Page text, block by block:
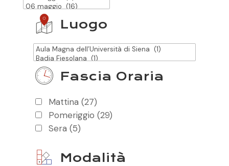
Luogo
Fascia Oraria
Mattina (27)
Pomeriggio (29)
Sera (5)
Modalità